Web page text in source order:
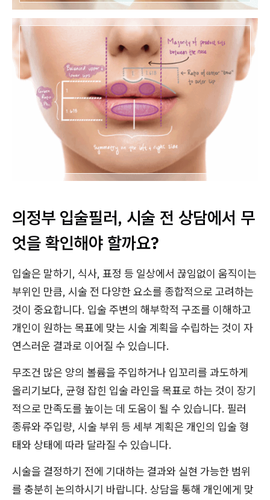
의정부 입술필러, 시술 전 상담에서 무
엇을 확인해야 할까요?
입술은 말하기, 식사, 표정 등 일상에서 끊임없이 움직이는
부위인 만큼, 시술 전 다양한 요소를 종합적으로 고려하는
것이 중요합니다. 입술 주변의 해부학적 구조를 이해하고
개인이 원하는 목표에 맞는 시술 계획을 수립하는 것이 자
연스러운 결과로 이어질 수 있습니다.
무조건 많은 양의 볼륨을 주입하거나 입꼬리를 과도하게
올리기보다, 균형 잡힌 입술 라인을 목표로 하는 것이 장기
적으로 만족도를 높이는 데 도움이 될 수 있습니다. 필러
종류와 주입량, 시술 부위 등 세부 계획은 개인의 입술 형
태와 상태에 따라 달라질 수 있습니다.
시술을 결정하기 전에 기대하는 결과와 실현 가능한 범위
를 충분히 논의하시기 바랍니다. 상담을 통해 개인에게 맞